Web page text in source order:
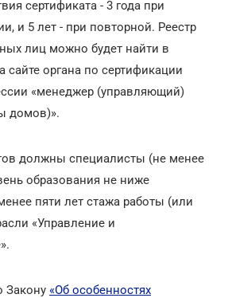
сертификата - 3 года при
и 5 лет - при повторной. Реестр
лиц можно будет найти в
сайте органа по сертификации
«менеджер (управляющий)
домов)».
должны специалисты (не менее
образования не ниже
пяти лет стажа работы (или
«Управление и
Закону «Об особенностях